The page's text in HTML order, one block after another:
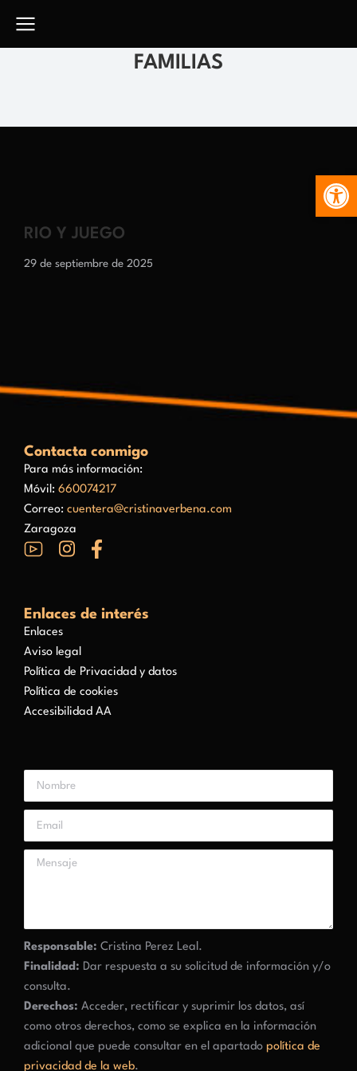
FAMILIAS
RIO Y JUEGO
29 de septiembre de 2025
Contacta conmigo
Para más información:
Móvil: 660074217
Correo: cuentera@cristinaverbena.com
Zaragoza
Enlaces de interés
Enlaces
Aviso legal
Política de Privacidad y datos
Política de cookies
Accesibilidad AA
Responsable: Cristina Perez Leal.
Finalidad: Dar respuesta a su solicitud de información y/o
consulta.
Derechos: Acceder, rectificar y suprimir los datos, así
como otros derechos, como se explica en la información
adicional que puede consultar en el apartado política de
privacidad de la web.